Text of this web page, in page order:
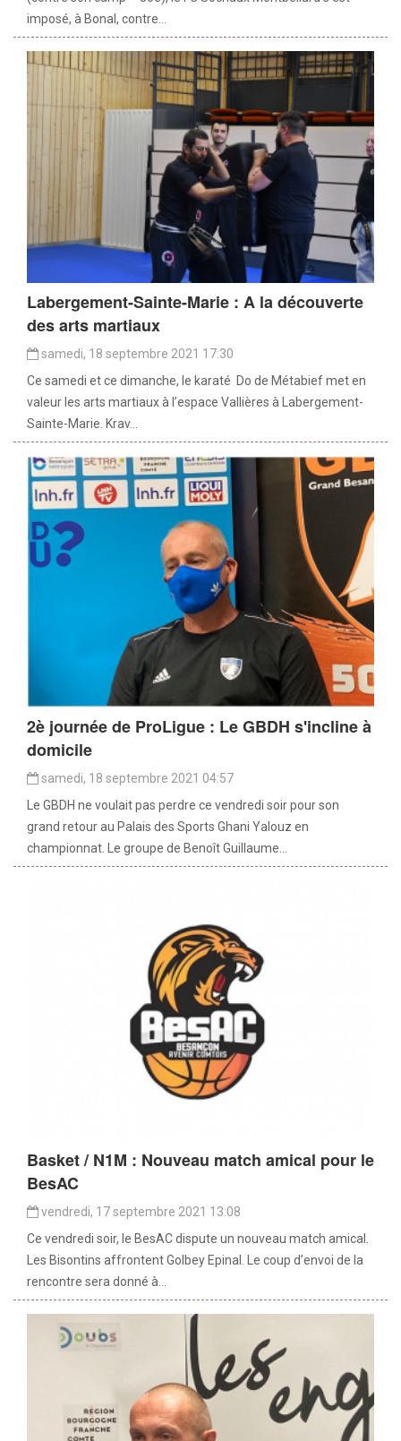
imposé, à Bonal, contre...
Labergement-Sainte-Marie : A la découverte
des arts martiaux
samedi, 18 septembre 2021 17:30
Ce samedi et ce dimanche, le karaté Do de Métabief met en
valeur les arts martiaux à l’espace Vallières à Labergement-
Sainte-Marie. Krav...
2è journée de ProLigue : Le GBDH s'incline à
domicile
samedi, 18 septembre 2021 04:57
Le GBDH ne voulait pas perdre ce vendredi soir pour son
grand retour au Palais des Sports Ghani Yalouz en
championnat. Le groupe de Benoît Guillaume...
Basket / N1M : Nouveau match amical pour le
BesAC
vendredi, 17 septembre 2021 13:08
Ce vendredi soir, le BesAC dispute un nouveau match amical.
Les Bisontins affrontent Golbey Epinal. Le coup d’envoi de la
rencontre sera donné à...